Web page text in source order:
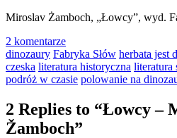
Miroslav Żamboch, „Łowcy”, wyd.
2 komentarze
dinozaury Fabryka Słów herbata jest
czeska literatura historyczna literatura
podróż w czasie polowanie na
2 Replies to “Łowcy –
Žamboch”